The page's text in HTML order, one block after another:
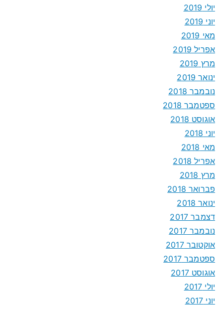
יולי 2019
יוני 2019
מאי 2019
אפריל 2019
מרץ 2019
ינואר 2019
נובמבר 2018
ספטמבר 2018
אוגוסט 2018
יוני 2018
מאי 2018
אפריל 2018
מרץ 2018
פברואר 2018
ינואר 2018
דצמבר 2017
נובמבר 2017
אוקטובר 2017
ספטמבר 2017
אוגוסט 2017
יולי 2017
יוני 2017